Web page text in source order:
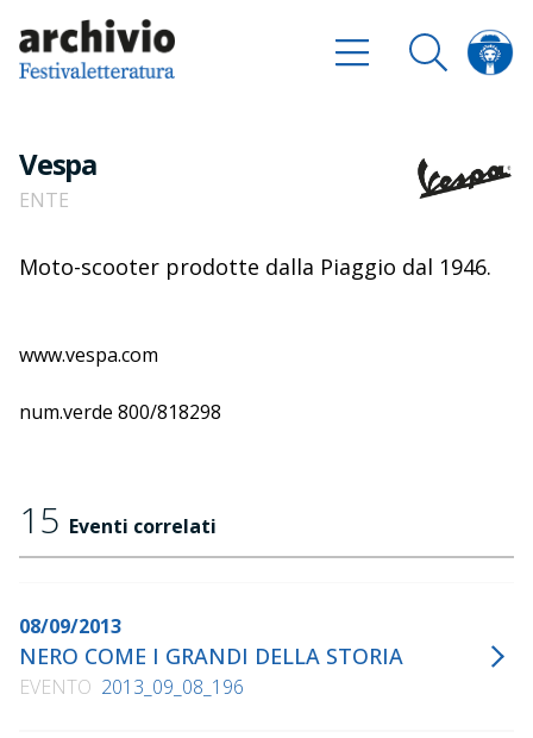
Vespa
ENTE
Moto-scooter prodotte dalla Piaggio dal 1946.
www.vespa.com
num.verde 800/818298
15 Eventi correlati
08/09/2013
NERO COME I GRANDI DELLA STORIA
EVENTO 2013_09_08_196